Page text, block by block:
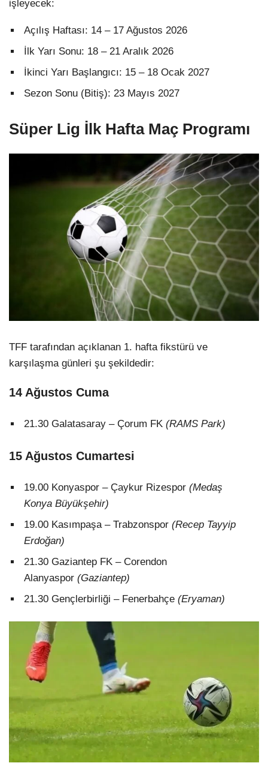
işleyecek:
Açılış Haftası: 14 – 17 Ağustos 2026
İlk Yarı Sonu: 18 – 21 Aralık 2026
İkinci Yarı Başlangıcı: 15 – 18 Ocak 2027
Sezon Sonu (Bitiş): 23 Mayıs 2027
Süper Lig İlk Hafta Maç Programı
TFF tarafından açıklanan 1. hafta fikstürü ve
karşılaşma günleri şu şekildedir:
14 Ağustos Cuma
21.30 Galatasaray – Çorum FK (RAMS Park)
15 Ağustos Cumartesi
19.00 Konyaspor – Çaykur Rizespor (Medaş
Konya Büyükşehir)
19.00 Kasımpaşa – Trabzonspor (Recep Tayyip
Erdoğan)
21.30 Gaziantep FK – Corendon
Alanyaspor (Gaziantep)
21.30 Gençlerbirliği – Fenerbahçe (Eryaman)